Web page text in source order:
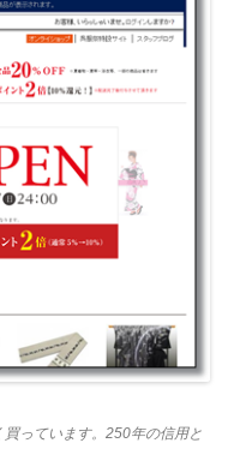
っています。250年の信用と